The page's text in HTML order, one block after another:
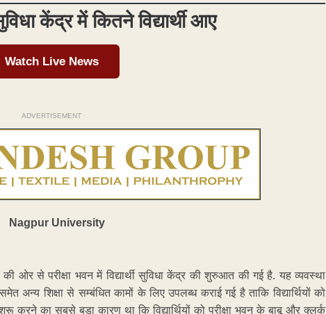
केंद्र में कितने विद्यार्थी आए
Watch Live News
ADVERTISEMENT
की ओर से परीक्षा भवन में विद्यार्थी सुविधा केंद्र की शुरुआत की गई है. यह व्यवस्था
अन्य शिक्षा से सम्बंधित कामों के लिए उपलब्ध कराई गई है ताकि विद्यार्थियों को
करने का सबसे बड़ा कारण था कि विद्यार्थियों को परीक्षा भवन के बाबू और क्लर्क